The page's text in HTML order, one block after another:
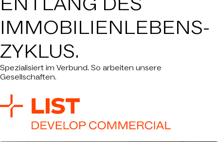
DAS IST LIST
KARRIERE
KONTAKT
IMMOBILIEN­LEBENS­
ZYKLUS.
Spezialisiert im Verbund. So arbeiten unsere
Gesellschaften.